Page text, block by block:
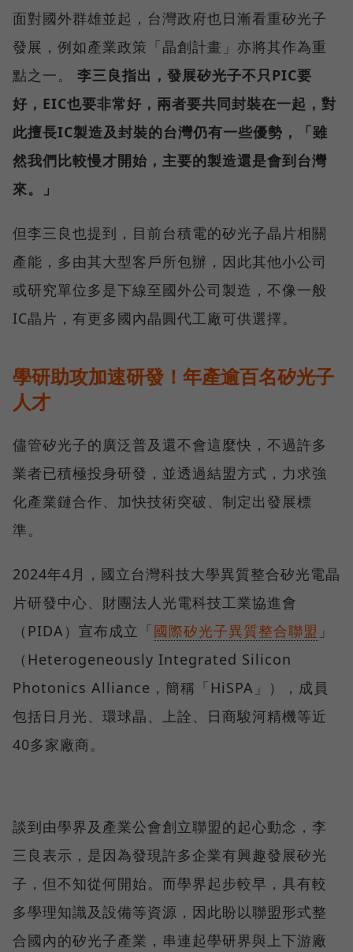
面對國外群雄並起，台灣政府也日漸看重矽光子
發展，例如產業政策「晶創計畫」亦將其作為重
點之一。 李三良指出，發展矽光子不只PIC要
好，EIC也要非常好，兩者要共同封裝在一起，對
此擅長IC製造及封裝的台灣仍有一些優勢，「雖
然我們比較慢才開始，主要的製造還是會到台灣
來。」
但李三良也提到，目前台積電的矽光子晶片相關
產能，多由其大型客戶所包辦，因此其他小公司
或研究單位多是下線至國外公司製造，不像一般
IC晶片，有更多國內晶圓代工廠可供選擇。
學研助攻加速研發！年產逾百名矽光子
人才
儘管矽光子的廣泛普及還不會這麼快，不過許多
業者已積極投身研發，並透過結盟方式，力求強
化產業鏈合作、加快技術突破、制定出發展標
準。
2024年4月，國立台灣科技大學異質整合矽光電晶
片研發中心、財團法人光電科技工業協進會
（PIDA）宣布成立「國際矽光子異質整合聯盟 」
（Heterogeneously Integrated Silicon
Photonics Alliance，簡稱「HiSPA」），成員
包括日月光、環球晶、上詮、日商駿河精機等近
40多家廠商。
談到由學界及產業公會創立聯盟的起心動念，李
三良表示，是因為發現許多企業有興趣發展矽光
子，但不知從何開始。而學界起步較早，具有較
多學理知識及設備等資源，因此盼以聯盟形式整
合國內的矽光子產業，串連起學研界與上下游廠